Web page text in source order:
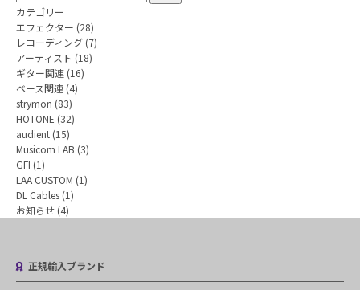
カテゴリー
エフェクター (28)
レコーディング (7)
アーティスト (18)
ギター関連 (16)
ベース関連 (4)
strymon (83)
HOTONE (32)
audient (15)
Musicom LAB (3)
GFI (1)
LAA CUSTOM (1)
DL Cables (1)
お知らせ (4)
正規輸入ブランド